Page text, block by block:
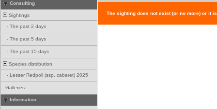
Consulting
Sightings
- The past 2 days
- The past 5 days
- The past 15 days
Species distribution
- Lesser Redpoll (ssp. cabaret) 2025
- Galleries
Information
The sighting does not exist (or no more) or it